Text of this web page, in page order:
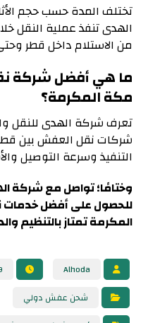
تختلف المدة حسب حجم
من الاستلام داخل قطر
ما هي أفضل شركة
مكة المكرمة؟
تعرف شركة الهدى للنقل
شركات نقل العفش بين
التنفيذ وسرعة التوصيل
وختامًا؛ تواصل مع شركة
للحصول على أفضل خدمات
المكرمة تمتاز بالتنظيم
Alhoda
19
شحن عفش دولي